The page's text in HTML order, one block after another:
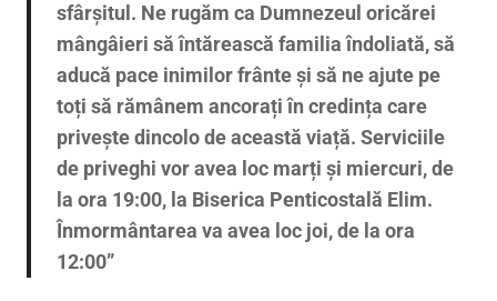
sfârșitul. Ne rugăm ca Dumnezeul oricărei
mângâieri să întărească familia îndoliată, să
aducă pace inimilor frânte și să ne ajute pe
toți să rămânem ancorați în credința care
privește dincolo de această viață. Serviciile
de priveghi vor avea loc marți și miercuri, de
la ora 19:00, la Biserica Penticostală Elim.
Înmormântarea va avea loc joi, de la ora
12:00”